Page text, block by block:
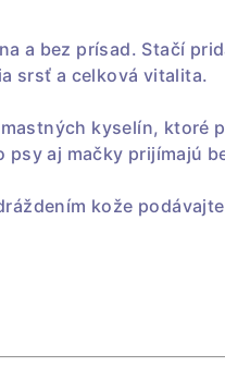
a bez prísad. Stačí
srsť a celková vitalita.
kyselín,
aj mačky prijímajú
kože